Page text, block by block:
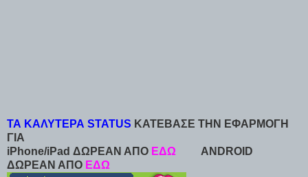
ΤΑ ΚΑΛΥΤΕΡΑ STATUS ΚΑΤΕΒΑΣΕ ΤΗΝ ΕΦΑΡΜΟΓΗ
ΓΙΑ
iPhone/iPad ΔΩΡΕΑΝ ΑΠΟ ΕΔΩ
ANDROID
ΔΩΡΕΑΝ ΑΠΟ ΕΔΩ